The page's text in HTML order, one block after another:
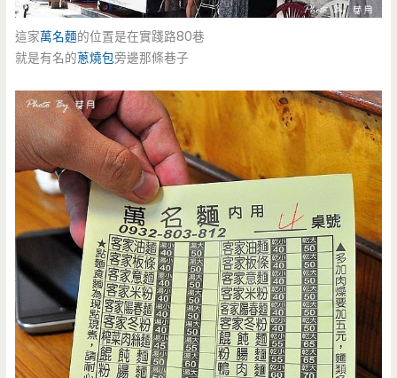
這家萬名麵的位置是在實踐路80巷
就是有名的蔥燒包旁邊那條巷子